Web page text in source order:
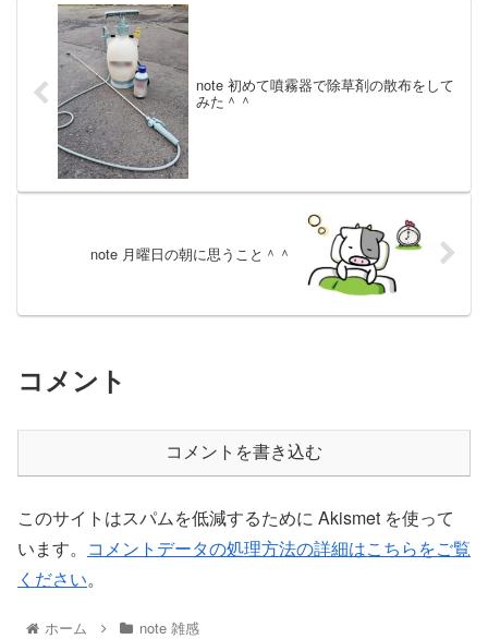
note 初めて噴霧器で除草剤の散布をして
みた＾＾
note 月曜日の朝に思うこと＾＾
コメント
コメントを書き込む
このサイトはスパムを低減するために Akismet を使って
います。 コメントデータの処理方法の詳細はこちらをご覧
ください。
ホーム note 雑感